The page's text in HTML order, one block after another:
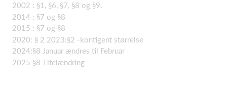
2002 : §1, §6, §7, §8 og §9.
2014 : §7 og §8
2015 : §7 og §8
2020: § 2 2023:§2 -kontigent størrelse
2024:§8 Januar ændres til Februar
2025 §8 Titelændring